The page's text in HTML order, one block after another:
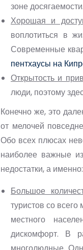
зоне досягаемости.
Хорошая и
воплотиться в
Современные
пентхаусы на
Открытость и
люди, поэтому
Конечно же, это
от мелочей
Обо всех плюсах
наиболее важные
недостатки, а именно:
Большое
туристов со
местного
дискомфорт. В